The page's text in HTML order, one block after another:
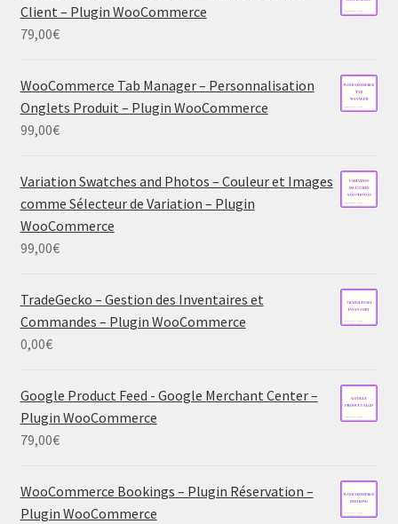
Client – Plugin WooCommerce
79,00€
WooCommerce Tab Manager – Personnalisation
Onglets Produit – Plugin WooCommerce
99,00€
Variation Swatches and Photos – Couleur et Images
comme Sélecteur de Variation – Plugin
WooCommerce
99,00€
TradeGecko – Gestion des Inventaires et
Commandes – Plugin WooCommerce
0,00€
Google Product Feed - Google Merchant Center –
Plugin WooCommerce
79,00€
WooCommerce Bookings – Plugin Réservation –
Plugin WooCommerce